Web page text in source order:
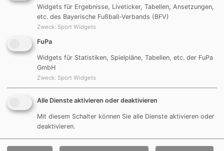
JFG Region Freystadt
-
DJK
0:10
Tore: Henrik Schneider 4, Thomas Endres 3,
Alexander Schlierf, Andreas Muschaweck, Marius
Reichenberger
7. Spieltag
DJK Göggelsbuch - TSV Mörsdorf 2:0
Tore:Bastian Kraußer, Marius Reichenberger
Widgets für Ergebnisse, Liveticker, Tabellen, Ansetzungen,
etc. des Bayerische Fußball-Verbands (BFV)
Zweck: Sport Widgets
FuPa
Widgets für Statistiken, Spielpläne, Tabellen, etc. der FuPa
GmbH
Zweck: Sport Widgets
Alle Dienste aktivieren oder deaktivieren
Mit diesem Schalter können Sie alle Dienste aktivieren oder
deaktivieren.